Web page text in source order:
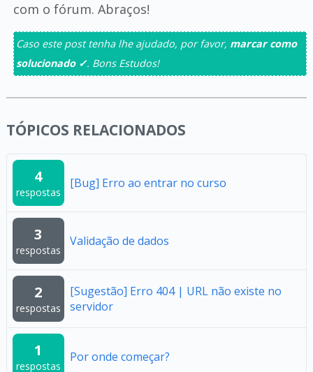
com o fórum. Abraços!
Caso este post tenha lhe ajudado, por favor, marcar como
solucionado ✓. Bons Estudos!
TÓPICOS RELACIONADOS
4
respostas
[Bug] Erro ao entrar no curso
3
respostas
Validação de dados
2
respostas
[Sugestão] Erro 404 | URL não existe no
servidor
1
respostas
Por onde começar?